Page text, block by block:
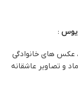
:
عکس های خانوادگی
و تصاویر عاشقانه